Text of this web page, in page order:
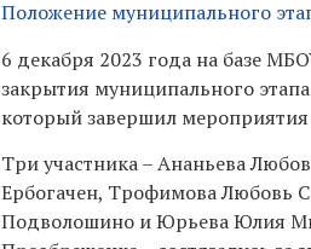
Положение муниципального
6 декабря 2023 года на базе
закрытия муниципального
который завершил
Три участника – Ананьева
Ербогачен, Трофимова Любовь
Подволошино и Юрьева Юлия